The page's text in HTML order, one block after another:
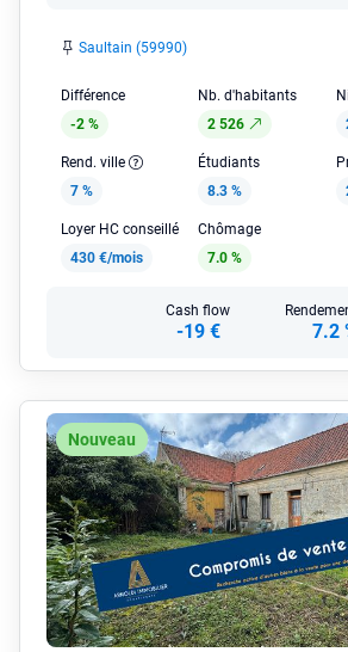
Saultain (59990)
Différence
-2 %
Nb. d'habitants
2 526
Rend. ville
7 %
Étudiants
8.3 %
Loyer HC conseillé
430 €/mois
Chômage
7.0 %
Cash flow
-19 € 7.2
Nouveau